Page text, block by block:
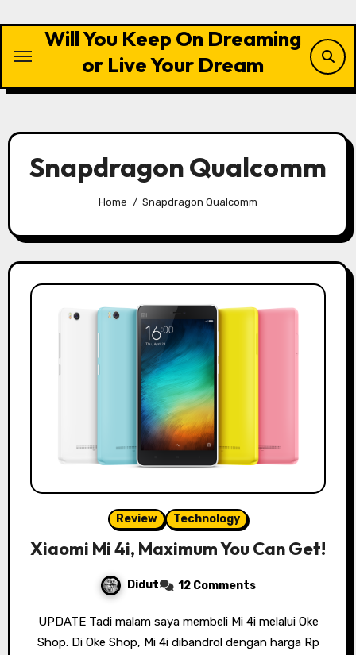
content
Will You Keep On Dreaming
or Live Your Dream
Snapdragon Qualcomm
Home Snapdragon Qualcomm
Review Technology
Xiaomi Mi 4i, Maximum You Can Get!
Didut 12 Comments
UPDATE Tadi malam saya membeli Mi 4i melalui Oke
Shop. Di Oke Shop, Mi 4i dibandrol dengan harga Rp